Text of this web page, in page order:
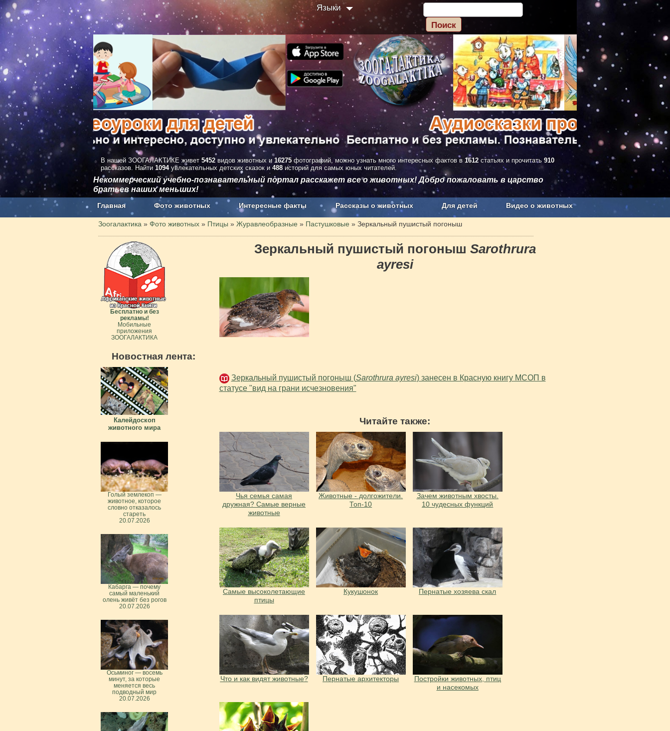
Языки
В нашей ЗООГАЛАКТИКЕ живет 5452 видов животных и 16275 фотографий, можно узнать много интересных фактов в 1612 статьях и прочитать 910
рассказов. Найти 1094увлекательных детских сказок и 488 историй для самых юных читателей.
Некоммерческий учебно-познавательный портал расскажет все о животных! Добро пожаловать в царство
братьев наших меньших!
Главная Фото животных Интересные факты Рассказы о животных Для детей Видео о животных
Наши приложения. Бесплатно и без рекламы О проекте
Зоогалактика » Фото животных » Птицы » Журавлеобразные » Пастушковые » Зеркальный пушистый погоныш
Зеркальный пушистый погоныш Sarothrura
ayresi
Зеркальный пушистый погоныш (Sarothrura ayresi) занесен в Красную книгу МСОП в
статусе "вид на грани исчезновения"
Читайте также:
Чья семья самая
дружная? Самые верные
животные
Животные - долгожители.
Топ-10
Зачем животным хвосты.
10 чудесных функций
Самые высоколетающие
птицы
Кукушонок Пернатые хозяева скал
Что и как видят животные? Пернатые архитекторы
Постройки животных, птиц
и насекомых
Бесплатно и без
рекламы!
Мобильные
приложения
ЗООГАЛАКТИКА
Новостная лента:
Калейдоскоп
животного мира
Голый землекоп —
животное, которое
словно отказалось
стареть
20.07.2026
Кабарга — почему
самый маленький
олень живёт без рогов
20.07.2026
Осьминог — восемь
минут, за которые
меняется весь
подводный мир
20.07.2026